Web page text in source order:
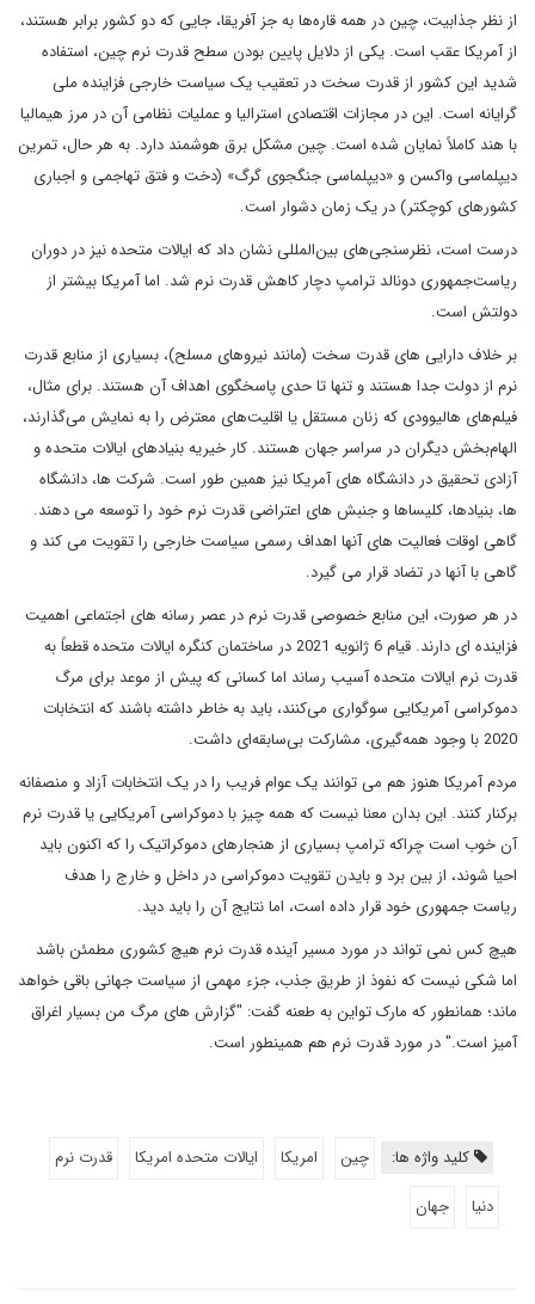
از نظر جذابیت، چین در همه قاره‌ها به جز آفریقا، جایی که دو کشور برابر هستند،
از آمریکا عقب است. یکی از دلایل پایین بودن سطح قدرت نرم چین، استفاده
شدید این کشور از قدرت سخت در تعقیب یک سیاست خارجی فزاینده ملی
گرایانه است. این در مجازات اقتصادی استرالیا و عملیات نظامی آن در مرز هیمالیا
با هند کاملاً نمایان شده است. چین مشکل برق هوشمند دارد. به هر حال، تمرین
دیپلماسی واکسن و «دیپلماسی جنگجوی گرگ» (دخت و فتق تهاجمی و اجباری
کشورهای کوچکتر) در یک زمان دشوار است.
درست است، نظرسنجی‌های بین‌المللی نشان داد که ایالات متحده نیز در دوران
ریاست‌جمهوری دونالد ترامپ دچار کاهش قدرت نرم شد. اما آمریکا بیشتر از
دولتش است.
بر خلاف دارایی های قدرت سخت (مانند نیروهای مسلح)، بسیاری از منابع قدرت
نرم از دولت جدا هستند و تنها تا حدی پاسخگوی اهداف آن هستند. برای مثال،
فیلم‌های هالیوودی که زنان مستقل یا اقلیت‌های معترض را به نمایش می‌گذارند،
الهام‌بخش دیگران در سراسر جهان هستند. کار خیریه بنیادهای ایالات متحده و
آزادی تحقیق در دانشگاه های آمریکا نیز همین طور است. شرکت ها، دانشگاه
ها، بنیادها، کلیساها و جنبش های اعتراضی قدرت نرم خود را توسعه می دهند.
گاهی اوقات فعالیت های آنها اهداف رسمی سیاست خارجی را تقویت می کند و
گاهی با آنها در تضاد قرار می گیرد.
در هر صورت، این منابع خصوصی قدرت نرم در عصر رسانه های اجتماعی اهمیت
فزاینده ای دارند. قیام 6 ژانویه 2021 در ساختمان کنگره ایالات متحده قطعاً به
قدرت نرم ایالات متحده آسیب رساند اما کسانی که پیش از موعد برای مرگ
دموکراسی آمریکایی سوگواری می‌کنند، باید به خاطر داشته باشند که انتخابات
2020 با وجود همه‌گیری، مشارکت بی‌سابقه‌ای داشت.
مردم آمریکا هنوز هم می توانند یک عوام فریب را در یک انتخابات آزاد و منصفانه
برکنار کنند. این بدان معنا نیست که همه چیز با دموکراسی آمریکایی یا قدرت نرم
آن خوب است چراکه ترامپ بسیاری از هنجارهای دموکراتیک را که اکنون باید
احیا شوند، از بین برد و بایدن تقویت دموکراسی در داخل و خارج را هدف
ریاست جمهوری خود قرار داده است، اما نتایج آن را باید دید.
هیچ کس نمی تواند در مورد مسیر آینده قدرت نرم هیچ کشوری مطمئن باشد
اما شکی نیست که نفوذ از طریق جذب، جزء مهمی از سیاست جهانی باقی خواهد
ماند؛ همانطور که مارک تواین به طعنه گفت: "گزارش های مرگ من بسیار اغراق
آمیز است." در مورد قدرت نرم هم همینطور است.
کلید واژه ها: چین امریکا ایالات متحده امریکا
قدرت نرم
دنیا
جهان